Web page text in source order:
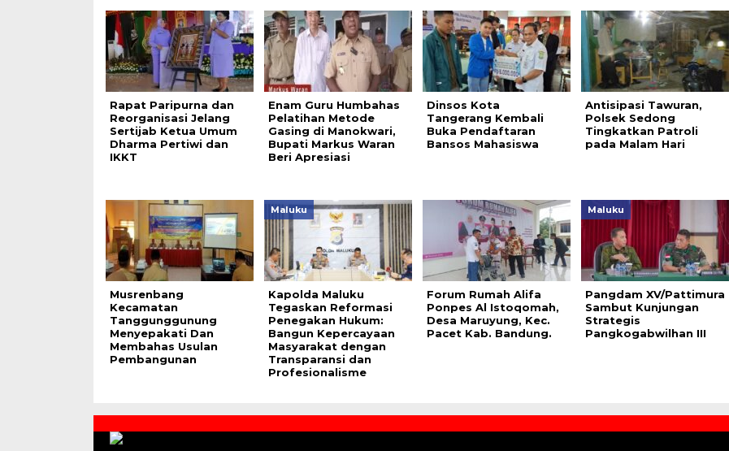
Rapat Paripurna dan
Reorganisasi Jelang
Sertijab Ketua Umum
Dharma Pertiwi dan
IKKT
Enam Guru Humbahas
Pelatihan Metode
Gasing di Manokwari,
Bupati Markus Waran
Beri Apresiasi
Dinsos Kota
Tangerang Kembali
Buka Pendaftaran
Bansos Mahasiswa
Antisipasi Tawuran,
Polsek Sedong
Tingkatkan Patroli
pada Malam Hari
Musrenbang
Kecamatan
Tanggunggunung
Menyepakati Dan
Membahas Usulan
Pembangunan
Maluku
Kapolda Maluku
Tegaskan Reformasi
Penegakan Hukum:
Bangun Kepercayaan
Masyarakat dengan
Transparansi dan
Profesionalisme
Forum Rumah Alifa
Ponpes Al Istoqomah,
Desa Maruyung, Kec.
Pacet Kab. Bandung.
Maluku
Pangdam XV/Pattimura
Sambut Kunjungan
Strategis
Pangkogabwilhan III